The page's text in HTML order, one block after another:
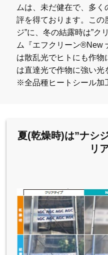
ムは、未だ健在で、多
評を得ております。この
ジ”に、冬の結露時は”ク
ム『エフクリーン®New
は散乱光でヒトにも作物
は直達光で作物に強い光
※全品種ヒートシール加
夏(乾燥時)は”ナシ
リ